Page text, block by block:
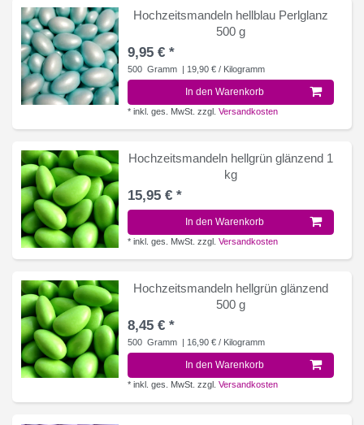
Hochzeitsmandeln hellblau Perlglanz
500 g
9,95 € *
500 Gramm | 19,90 € / Kilogramm
In den Warenkorb
*inkl. ges. MwSt. zzgl.Versandkosten
Hochzeitsmandeln hellgrün glänzend 1
kg
15,95 € *
In den Warenkorb
*inkl. ges. MwSt. zzgl.Versandkosten
Hochzeitsmandeln hellgrün glänzend
500 g
8,45 € *
500 Gramm | 16,90 € / Kilogramm
In den Warenkorb
*inkl. ges. MwSt. zzgl.Versandkosten